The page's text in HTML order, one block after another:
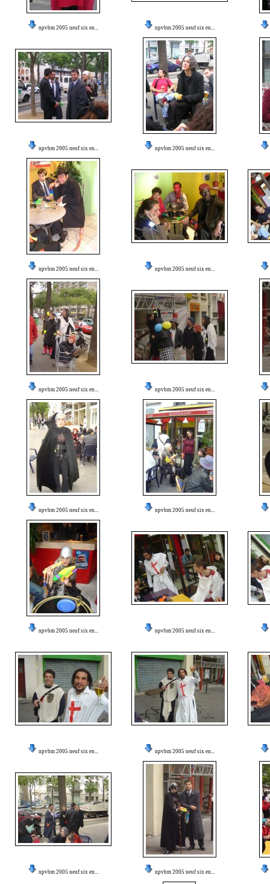
npvbm 2005 neuf six en... npvbm 2005 neuf six en...
npvbm 2005 neuf six en... npvbm 2005 neuf six en...
npvbm 2005 neuf six en... npvbm 2005 neuf six en...
npvbm 2005 neuf six en... npvbm 2005 neuf six en...
npvbm 2005 neuf six en... npvbm 2005 neuf six en...
npvbm 2005 neuf six en... npvbm 2005 neuf six en...
npvbm 2005 neuf six en... npvbm 2005 neuf six en...
npvbm 2005 neuf six en... npvbm 2005 neuf six en...